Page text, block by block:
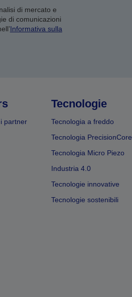
di mercato e
di comunicazioni
Informativa sulla
partner
Tecnologie
Tecnologia a freddo
Tecnologia PrecisionCore
Tecnologia Micro Piezo
Industria 4.0
Tecnologie innovative
Tecnologie sostenibili